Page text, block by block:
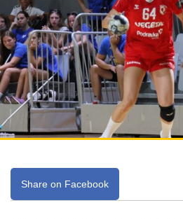
Share on Facebook